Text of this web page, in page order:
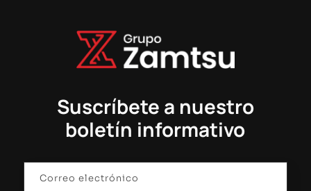
Suscríbete a nuestro
boletín informativo